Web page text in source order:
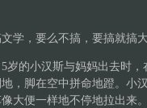
学，要么不搞，要搞就搞
岁的小汉斯与妈妈出去时
，脚在空中拼命地蹬。小
大便一样地不停地拉出来